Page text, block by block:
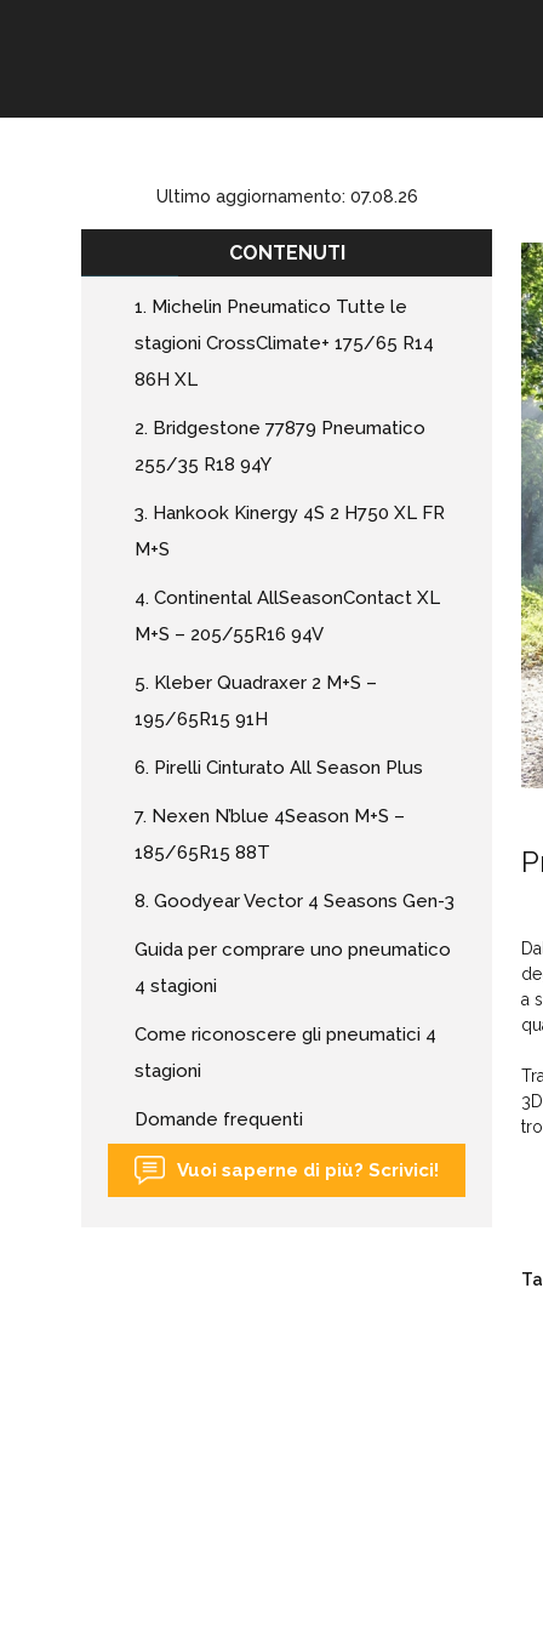
Ultimo aggiornamento: 07.08.26
CONTENUTI
1. Michelin Pneumatico Tutte le
stagioni CrossClimate+ 175/65 R14
86H XL
2. Bridgestone 77879 Pneumatico
255/35 R18 94Y
3. Hankook Kinergy 4S 2 H750 XL FR
M+S
4. Continental AllSeasonContact XL
M+S – 205/55R16 94V
5. Kleber Quadraxer 2 M+S –
195/65R15 91H
6. Pirelli Cinturato All Season Plus
7. Nexen N’blue 4Season M+S –
185/65R15 88T
8. Goodyear Vector 4 Seasons Gen-3
Guida per comprare uno pneumatico
4 stagioni
Come riconoscere gli pneumatici 4
stagioni
Domande frequenti
Vuoi saperne di più? Scrivici!
a